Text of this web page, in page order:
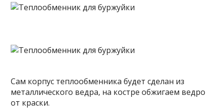
Сам корпус теплообменника будет сделан из
металлического ведра, на костре обжигаем ведро
от краски.